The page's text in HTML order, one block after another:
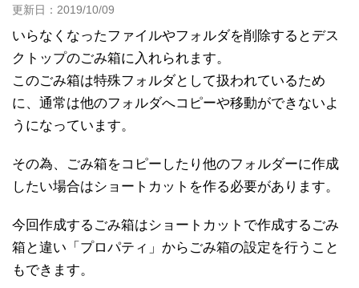
更新日： 2019/10/09
いらなくなったファイルやフォルダを削除するとデス
クトップのごみ箱に入れられます。
このごみ箱は特殊フォルダとして扱われているため
に、通常は他のフォルダへコピーや移動ができないよ
うになっています。
その為、ごみ箱をコピーしたり他のフォルダーに作成
したい場合はショートカットを作る必要があります。
今回作成するごみ箱はショートカットで作成するごみ
箱と違い「プロパティ」からごみ箱の設定を行うこと
もできます。